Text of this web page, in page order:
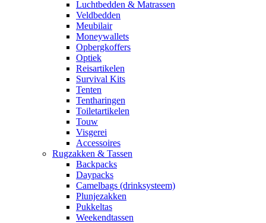
Luchtbedden & Matrassen
Veldbedden
Meubilair
Moneywallets
Opbergkoffers
Optiek
Reisartikelen
Survival Kits
Tenten
Tentharingen
Toiletartikelen
Touw
Visgerei
Accessoires
Rugzakken & Tassen
Backpacks
Daypacks
Camelbags (drinksysteem)
Plunjezakken
Pukkeltas
Weekendtassen